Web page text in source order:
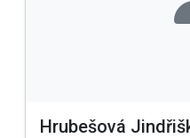
Hrubešová